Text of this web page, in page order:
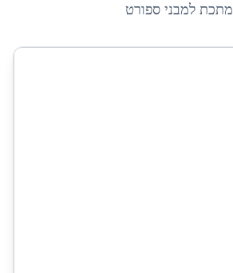
מתכת למבני ספורט